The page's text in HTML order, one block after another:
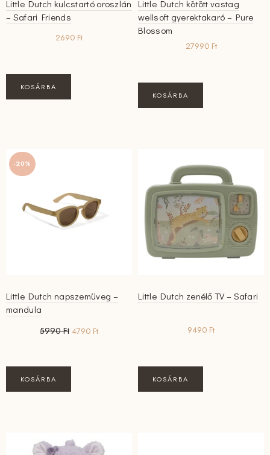
Little Dutch kulcstartó oroszlán
– Safari Friends
2690 Ft
KOSÁRBA
Little Dutch kötött vastag
wellsoft gyerektakaró – Pure
Blossom
27990 Ft
KOSÁRBA
-20%
Little Dutch napszemüveg –
mandula
5990Ft Original
4790 FtCurrent
KOSÁRBA
Little Dutch zenélő TV – Safari
9490 Ft
KOSÁRBA